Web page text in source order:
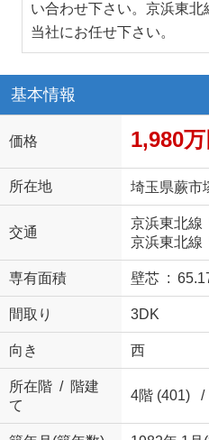
い合わせ下さい。京浜東
当社にお任せ下さい。
基本情報
価格 1,980万
所在地 埼玉県蕨市
交通
京浜東北線
京浜東北線
専有面積 壁芯 :
間取り 3DK
向き 西
所在階 / 階建
て
4階 (401) /